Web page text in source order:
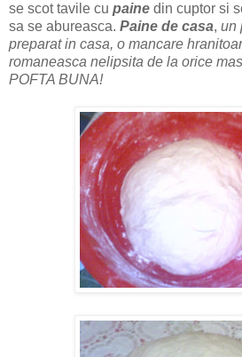
se scot tavile cu paine din cuptor si
sa se abureasca. Paine de casa, un
preparat in casa, o mancare
romaneasca nelipsita de la orice
POFTA BUNA!